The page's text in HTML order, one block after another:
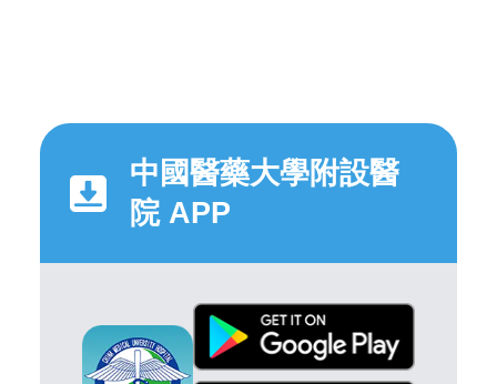
中國醫藥大學附設醫
院 APP